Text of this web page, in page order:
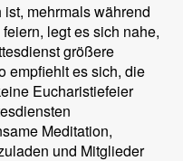
mehrmals während
legt es sich nahe,
größere
empfiehlt es sich, die
Eucharistiefeier
Meditation,
und Mitglieder